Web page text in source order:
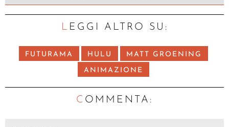
LEGGI ALTRO SU:
FUTURAMA HULU MATT GROENING
ANIMAZIONE
C OMMENTA: